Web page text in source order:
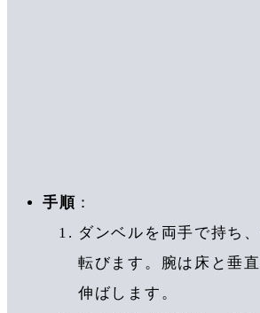
手順 ：
ダンベルを両手で持ち
転びます。腕は床と垂
伸ばします。